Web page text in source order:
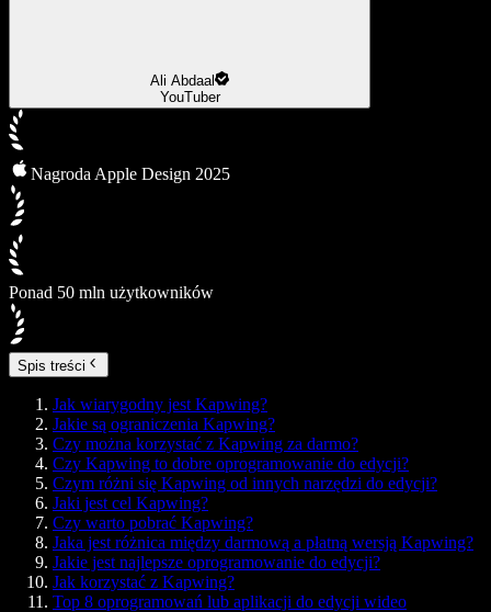
Ali Abdaal
YouTuber
Nagroda Apple Design 2025
Ponad 50 mln użytkowników
Spis treści
Jak wiarygodny jest Kapwing?
Jakie są ograniczenia Kapwing?
Czy można korzystać z Kapwing za darmo?
Czy Kapwing to dobre oprogramowanie do edycji?
Czym różni się Kapwing od innych narzędzi do edycji?
Jaki jest cel Kapwing?
Czy warto pobrać Kapwing?
Jaka jest różnica między darmową a płatną wersją Kapwing?
Jakie jest najlepsze oprogramowanie do edycji?
Jak korzystać z Kapwing?
Top 8 oprogramowań lub aplikacji do edycji wideo